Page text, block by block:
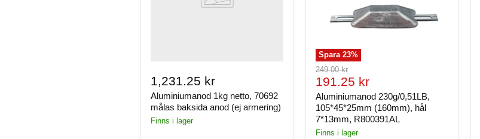
1,231.25 kr
Aluminiumanod 1kg netto, 70692
målas baksida anod (ej armering)
Finns i lager
Spara23%
Ursprungligt
pris
249.00 kr
Nuvarande
pris
191.25 kr
Aluminiumanod 230g/0,51LB,
105*45*25mm (160mm), hål
7*13mm, R800391AL
Finns i lager